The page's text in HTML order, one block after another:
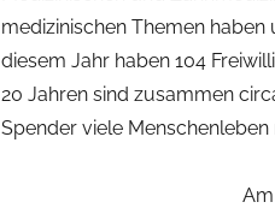
medizinischen Themen
diesem Jahr haben 104
20 Jahren sind zusammen
Spender viele Menschenleben